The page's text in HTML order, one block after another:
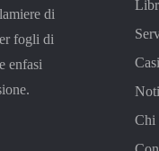
di
fogli di
enfasi
Casi
Chi